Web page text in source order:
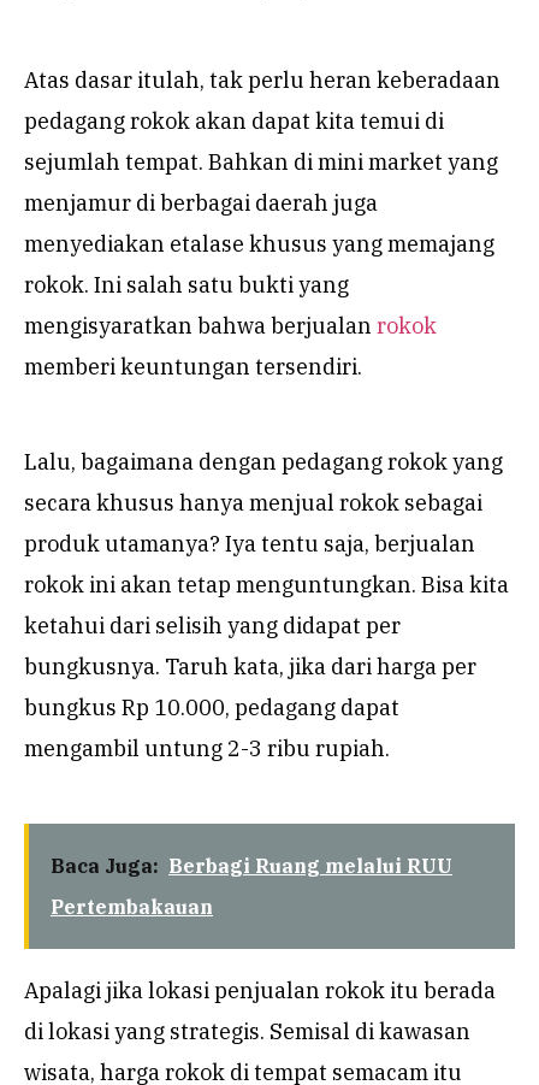
Atas dasar itulah, tak perlu heran keberadaan
pedagang rokok akan dapat kita temui di
sejumlah tempat. Bahkan di mini market yang
menjamur di berbagai daerah juga
menyediakan etalase khusus yang memajang
rokok. Ini salah satu bukti yang
mengisyaratkan bahwa berjualan rokok
memberi keuntungan tersendiri.
Lalu, bagaimana dengan pedagang rokok yang
secara khusus hanya menjual rokok sebagai
produk utamanya? Iya tentu saja, berjualan
rokok ini akan tetap menguntungkan. Bisa kita
ketahui dari selisih yang didapat per
bungkusnya. Taruh kata, jika dari harga per
bungkus Rp 10.000, pedagang dapat
mengambil untung 2-3 ribu rupiah.
Baca Juga: Berbagi Ruang melalui RUU
Pertembakauan
Apalagi jika lokasi penjualan rokok itu berada
di lokasi yang strategis. Semisal di kawasan
wisata, harga rokok di tempat semacam itu